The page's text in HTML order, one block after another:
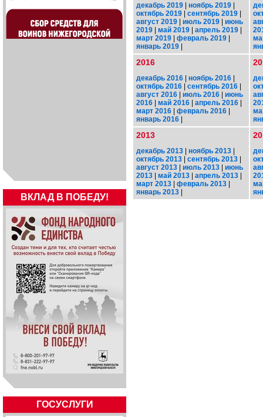
ВКЛАД В ПОБЕДУ!
ГОСУСЛУГИ
декабрь 2019 | ноябрь 2019 |
октябрь 2019 | сентябрь 2019 |
август 2019 | июль 2019 | июнь
2019 | май 2019 | апрель 2019 |
март 2019 | февраль 2019 |
январь 2019 |
2016
декабрь 2016 | ноябрь 2016 |
октябрь 2016 | сентябрь 2016 |
август 2016 | июль 2016 | июнь
2016 | май 2016 | апрель 2016 |
март 2016 | февраль 2016 |
январь 2016 |
2013
декабрь 2013 | ноябрь 2013 |
октябрь 2013 | сентябрь 2013 |
август 2013 | июль 2013 | июнь
2013 | май 2013 | апрель 2013 |
март 2013 | февраль 2013 |
январь 2013 |